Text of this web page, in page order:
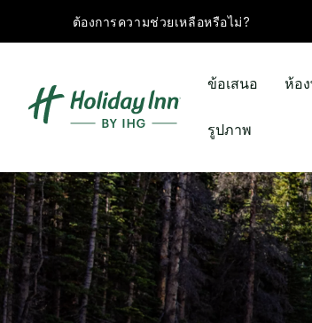
ต้องการความช่วยเหลือหรือไม่?
ข้อเสนอ ห้อ
รูปภาพ